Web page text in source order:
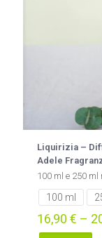
Liquirizia –
Adele
100 ml e 250
100 ml
16,90 € –